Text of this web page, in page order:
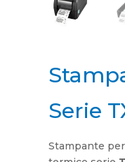
Serie
Stampante